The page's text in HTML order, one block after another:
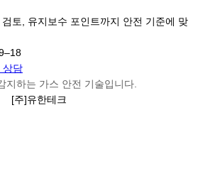
토, 유지보수 포인트까지 안전 기준에 맞
상담
지하는 가스 안전 기술입니다.
[주]유한테크